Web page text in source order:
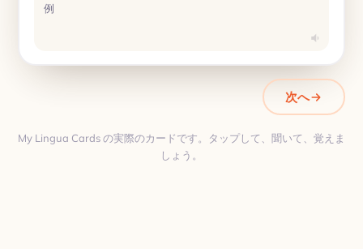
例
次へ
My Lingua Cards の実際のカードです。タップして、聞いて、覚えま
しょう。